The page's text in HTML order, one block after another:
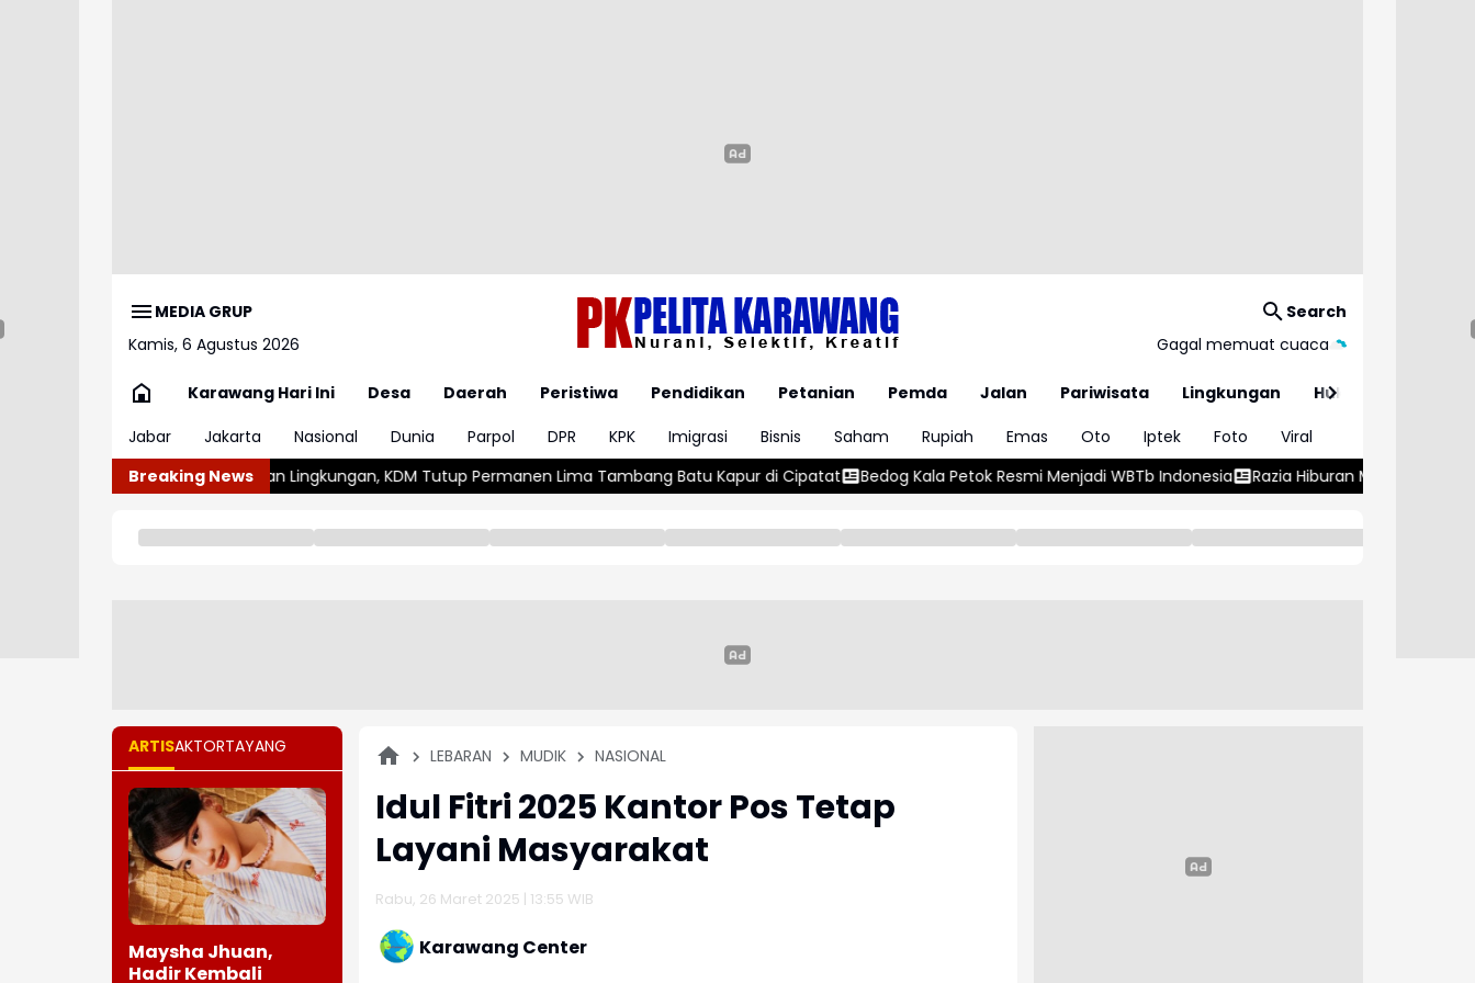
MEDIA GRUP
Kamis, 6 Agustus 2026
Search
Gagal memuat cuaca
Karawang Hari Ini Desa Daerah Peristiwa Pendidikan Petanian Pemda Jalan Pariwisata Lingkungan
Hukum
Jabar
Jakarta Nasional Dunia Parpol DPR KPK Imigrasi Bisnis Saham Rupiah Emas Oto Iptek Foto
Viral
Breaking News
Pelanggaran Lingkungan, KDM Tutup Permanen Lima Tambang Batu Kapur di Cipatat Bedog Kala Petok Resmi Menjadi WBTb Indonesia Razia Hiburan Malam di Garut, Dua Orang Positif
ARTISAKTORTAYANG
Maysha Jhuan,
Hadir Kembali
LEBARAN MUDIK NASIONAL
Idul Fitri 2025 Kantor Pos Tetap
Layani Masyarakat
Rabu, 26 Maret 2025 | 13:55 WIB
Karawang Center